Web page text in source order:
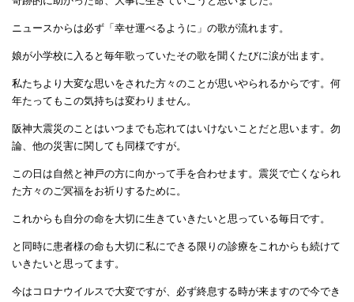
ニュースからは必ず「幸せ運べるように」の歌が流れます。
娘が小学校に入ると毎年歌っていたその歌を聞くたびに涙が出ます。
私たちより大変な思いをされた方々のことが思いやられるからです。何
年たってもこの気持ちは変わりません。
阪神大震災のことはいつまでも忘れてはいけないことだと思います。勿
論、他の災害に関しても同様ですが。
この日は自然と神戸の方に向かって手を合わせます。震災で亡くなられ
た方々のご冥福をお祈りするために。
これからも自分の命を大切に生きていきたいと思っている毎日です。
と同時に患者様の命も大切に私にできる限りの診療をこれからも続けて
いきたいと思ってます。
今はコロナウイルスで大変ですが、必ず終息する時が来ますので今でき